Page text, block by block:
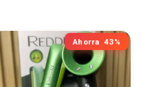
Ahorra 43%